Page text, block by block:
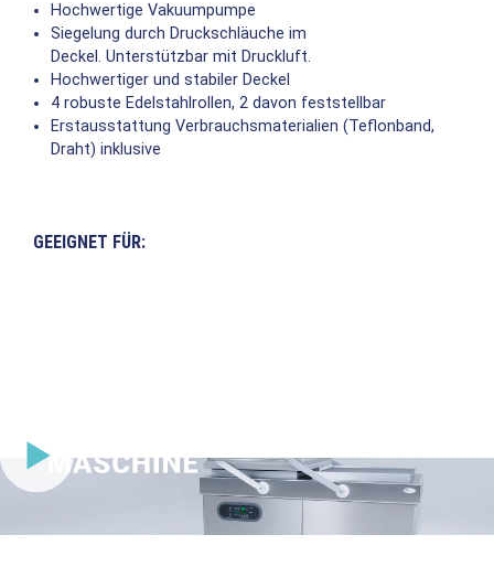
Hochwertige Vakuumpumpe
Siegelung durch Druckschläuche im
Deckel. Unterstützbar mit Druckluft.
Hochwertiger und stabiler Deckel
4 robuste Edelstahlrollen, 2 davon feststellbar
Erstausstattung Verbrauchsmaterialien (Teflonband,
Draht) inklusive
GEEIGNET FÜR: